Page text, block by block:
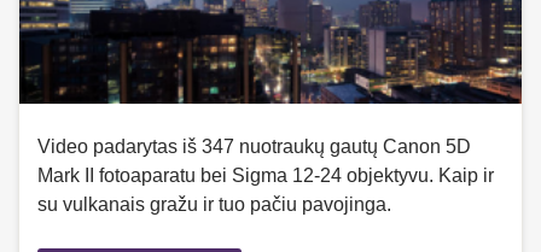
Video padarytas iš 347 nuotraukų gautų Canon 5D
Mark II fotoaparatu bei Sigma 12-24 objektyvu. Kaip ir
su vulkanais gražu ir tuo pačiu pavojinga.